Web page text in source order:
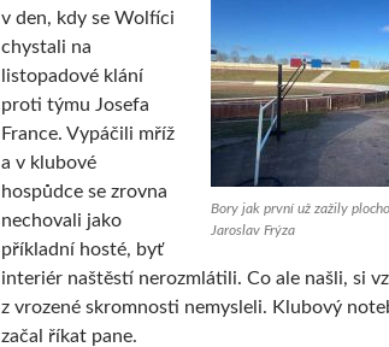
Bory jak první už zažily
Jaroslav Frýza
v den, kdy se Wolfíci
chystali na
listopadové klání
proti týmu Josefa
France. Vypáčili mříž
a v klubové
hospůdce se zrovna
nechovali jako
příkladní hosté, byť
interiér naštěstí nerozmlátili. Co ale našli, si
z vrozené skromnosti nemysleli. Klubový
začal říkat pane.